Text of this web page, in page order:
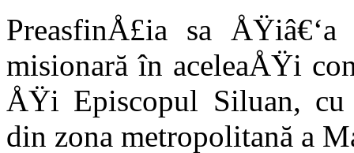
PreasfinÅ£ia sa
misionară în aceleaÅŸi
ÅŸi Episcopul Siluan,
din zona metropolitană a